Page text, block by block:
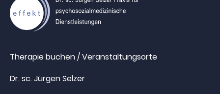
Therapie buchen / Veranstaltungsorte
Dr. sc. Jürgen Selzer